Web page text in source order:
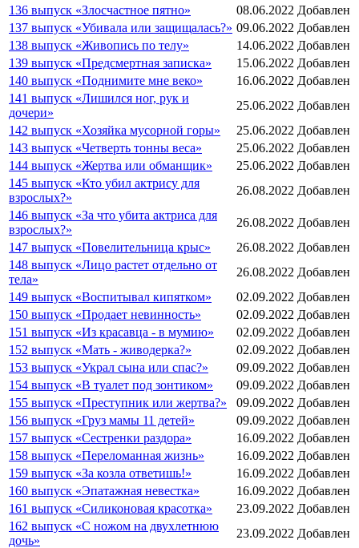
136 выпуск «Злосчастное пятно»
08.06.2022 Добавлен
137 выпуск «Убивала или защищалась?» 09.06.2022 Добавлен
138 выпуск «Живопись по телу»
14.06.2022 Добавлен
139 выпуск «Предсмертная записка»
15.06.2022 Добавлен
140 выпуск «Поднимите мне веко»
16.06.2022 Добавлен
141 выпуск «Лишился ног, рук и
дочери»
25.06.2022 Добавлен
142 выпуск «Хозяйка мусорной горы»
25.06.2022 Добавлен
143 выпуск «Четверть тонны веса»
25.06.2022 Добавлен
144 выпуск «Жертва или обманщик»
25.06.2022 Добавлен
145 выпуск «Кто убил актрису для
взрослых?»
26.08.2022 Добавлен
146 выпуск «За что убита актриса для
взрослых?»
26.08.2022 Добавлен
147 выпуск «Повелительница крыс»
26.08.2022 Добавлен
148 выпуск «Лицо растет отдельно от
тела»
26.08.2022 Добавлен
149 выпуск «Воспитывал кипятком»
02.09.2022 Добавлен
150 выпуск «Продает невинность»
02.09.2022 Добавлен
151 выпуск «Из красавца - в мумию»
02.09.2022 Добавлен
152 выпуск «Мать - живодерка?»
02.09.2022 Добавлен
153 выпуск «Украл сына или спас?»
09.09.2022 Добавлен
154 выпуск «В туалет под зонтиком»
09.09.2022 Добавлен
155 выпуск «Преступник или жертва?»
09.09.2022 Добавлен
156 выпуск «Груз мамы 11 детей»
09.09.2022 Добавлен
157 выпуск «Сестренки раздора»
16.09.2022 Добавлен
158 выпуск «Переломанная жизнь»
16.09.2022 Добавлен
159 выпуск «За козла ответишь!»
16.09.2022 Добавлен
160 выпуск «Эпатажная невестка»
16.09.2022 Добавлен
161 выпуск «Силиконовая красотка»
23.09.2022 Добавлен
162 выпуск «С ножом на двухлетнюю
дочь»
23.09.2022 Добавлен